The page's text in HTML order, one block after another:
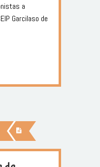
a
Garcilaso de